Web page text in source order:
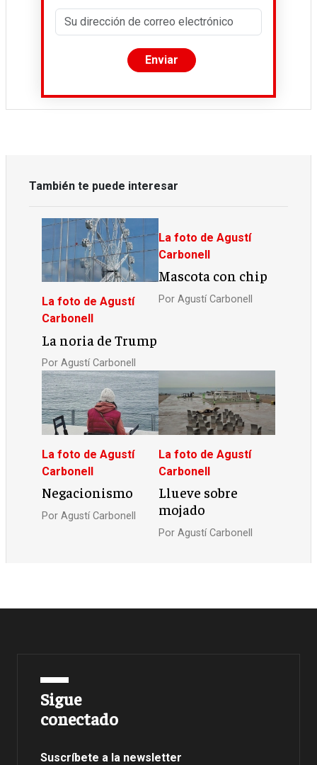
También te puede interesar
La foto de Agustí
Carbonell
La noria de Trump
PorAgustí Carbonell
La foto de Agustí
Carbonell
Mascota con chip
Por Agustí Carbonell
La foto de Agustí
Carbonell
Negacionismo
PorAgustí Carbonell
La foto de Agustí
Carbonell
Llueve sobre
mojado
Por Agustí Carbonell
Sigue
conectado
Suscríbete a la newsletter